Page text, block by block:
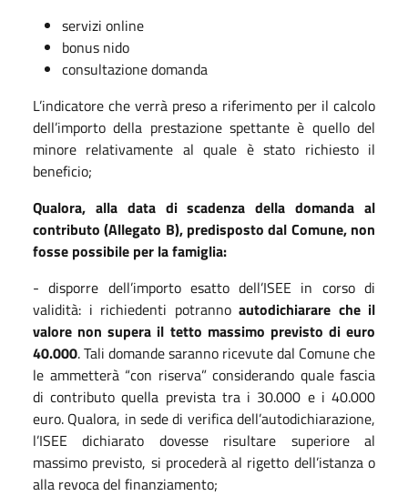
servizi online
bonus nido
consultazione domanda
L’indicatore che verrà preso a riferimento per il calcolo
dell’importo della prestazione spettante è quello del
minore relativamente al quale è stato richiesto il
beneficio;
Qualora, alla data di scadenza della domanda al
contributo (Allegato B), predisposto dal Comune, non
fosse possibile per la famiglia:
- disporre dell’importo esatto dell’ISEE in corso di
validità: i richiedenti potranno autodichiarare che il
valore non supera il tetto massimo previsto di euro
40.000. Tali domande saranno ricevute dal Comune che
le ammetterà “con riserva” considerando quale fascia
di contributo quella prevista tra i 30.000 e i 40.000
euro. Qualora, in sede di verifica dell’autodichiarazione,
l’ISEE dichiarato dovesse risultare superiore al
massimo previsto, si procederà al rigetto dell’istanza o
alla revoca del finanziamento;